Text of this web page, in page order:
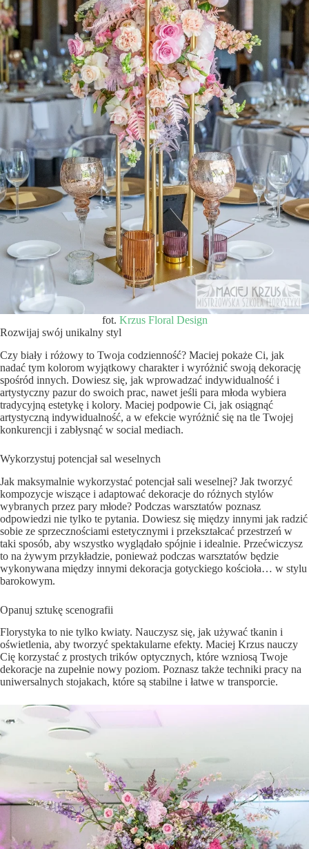
fot. Krzus Floral Design
Rozwijaj swój unikalny styl
Czy biały i różowy to Twoja codzienność? Maciej pokaże Ci, jak
nadać tym kolorom wyjątkowy charakter i wyróżnić swoją dekorację
spośród innych. Dowiesz się, jak wprowadzać indywidualność i
artystyczny pazur do swoich prac, nawet jeśli para młoda wybiera
tradycyjną estetykę i kolory. Maciej podpowie Ci, jak osiągnąć
artystyczną indywidualność, a w efekcie wyróżnić się na tle Twojej
konkurencji i zabłysnąć w social mediach.
Wykorzystuj potencjał sal weselnych
Jak maksymalnie wykorzystać potencjał sali weselnej? Jak tworzyć
kompozycje wiszące i adaptować dekoracje do różnych stylów
wybranych przez pary młode? Podczas warsztatów poznasz
odpowiedzi nie tylko te pytania. Dowiesz się między innymi jak radzić
sobie ze sprzecznościami estetycznymi i przekształcać przestrzeń w
taki sposób, aby wszystko wyglądało spójnie i idealnie. Przećwiczysz
to na żywym przykładzie, ponieważ podczas warsztatów będzie
wykonywana między innymi dekoracja gotyckiego kościoła… w stylu
barokowym.
Opanuj sztukę scenografii
Florystyka to nie tylko kwiaty. Nauczysz się, jak używać tkanin i
oświetlenia, aby tworzyć spektakularne efekty. Maciej Krzus nauczy
Cię korzystać z prostych trików optycznych, które wzniosą Twoje
dekoracje na zupełnie nowy poziom. Poznasz także techniki pracy na
uniwersalnych stojakach, które są stabilne i łatwe w transporcie.